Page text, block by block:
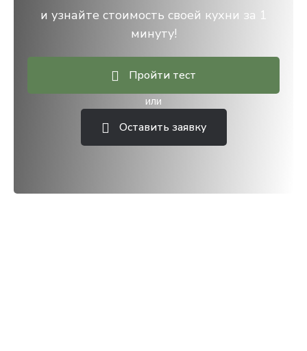
и узнайте стоимость своей кухни за 1
минуту!
Пройти тест
или
Оставить заявку